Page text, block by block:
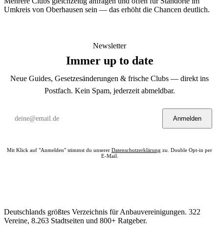
Umkreis von Oberhausen sein — das erhöht die Chancen deutlich.
Newsletter
Immer up to date
Neue Guides, Gesetzesänderungen & frische Clubs — direkt ins
Postfach. Kein Spam, jederzeit abmeldbar.
Anmelden
Mit Klick auf "Anmelden" stimmst du unserer Datenschutzerklärung zu. Double Opt-in per
E-Mail.
Deutschlands größtes Verzeichnis für Anbauvereinigungen. 322
Vereine, 8.263 Stadtseiten und 800+ Ratgeber.